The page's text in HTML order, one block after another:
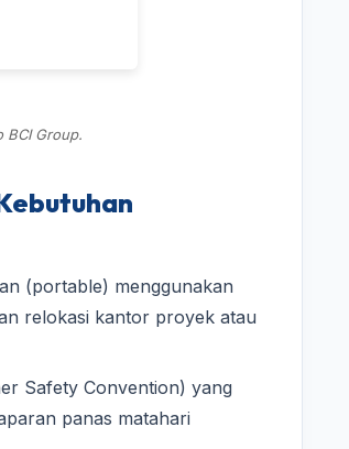
BCI Group.
(portable) menggunakan
relokasi kantor proyek atau
Safety Convention) yang
panas matahari